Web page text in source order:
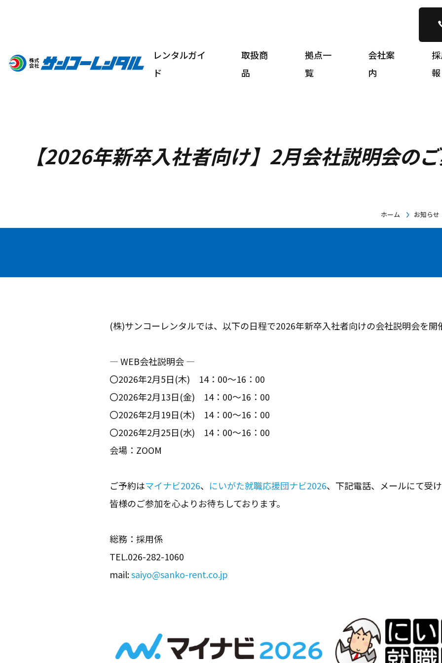
レンタルガイ
ド
取扱商
品
拠点一
覧
会社案
内
報
【2026年新卒入社者向け】2月会社説明会の
ホーム お知らせ
(株)サンコーレンタルでは、以下の日程で2026年新卒入社者向けの会社説明会を開
― WEB会社説明会 ―
〇2026年2月5日(木) 14：00～16：00
〇2026年2月13日(金) 14：00～16：00
〇2026年2月19日(木) 14：00～16：00
〇2026年2月25日(水) 14：00～16：00
会場：ZOOM
ご予約はマイナビ2026、 にいがた就職応援団ナビ2026、下記電話、メールにて受け
皆様のご参加を心よりお待ちしております。
総務：採用係
TEL.026-282-1060
mail:saiyo@sanko-rent.co.jp